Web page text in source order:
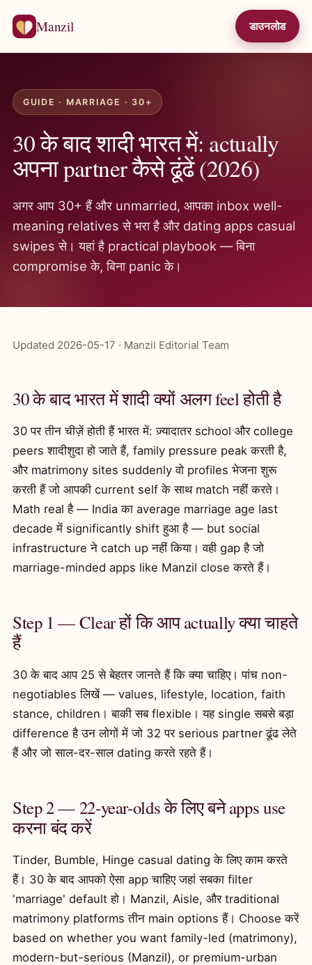
Manzil डाउनलोड
GUIDE · MARRIAGE · 30+
30 के बाद शादी भारत में: actually
अपना partner कैसे ढूंढें (2026)
अगर आप 30+ हैं और unmarried, आपका inbox well-
meaning relatives से भरा है और dating apps casual
swipes से। यहां है practical playbook — बिना
compromise के, बिना panic के।
Updated 2026-05-17 · Manzil Editorial Team
30 के बाद भारत में शादी क्यों अलग feel होती है
30 पर तीन चीज़ें होती हैं भारत में: ज़्यादातर school और college
peers शादीशुदा हो जाते हैं, family pressure peak करती है,
और matrimony sites suddenly वो profiles भेजना शुरू
करती हैं जो आपकी current self के साथ match नहीं करते।
Math real है — India का average marriage age last
decade में significantly shift हुआ है — but social
infrastructure ने catch up नहीं किया। वही gap है जो
marriage-minded apps like Manzil close करते हैं।
Step 1 — Clear हों कि आप actually क्या चाहते
हैं
30 के बाद आप 25 से बेहतर जानते हैं कि क्या चाहिए। पांच non-
negotiables लिखें — values, lifestyle, location, faith
stance, children। बाकी सब flexible। यह single सबसे बड़ा
difference है उन लोगों में जो 32 पर serious partner ढूंढ लेते
हैं और जो साल-दर-साल dating करते रहते हैं।
Step 2 — 22-year-olds के लिए बने apps use
करना बंद करें
Tinder, Bumble, Hinge casual dating के लिए काम करते
हैं। 30 के बाद आपको ऐसा app चाहिए जहां सबका filter
'marriage' default हो। Manzil, Aisle, और traditional
matrimony platforms तीन main options हैं। Choose करें
based on whether you want family-led (matrimony),
modern-but-serious (Manzil), or premium-urban